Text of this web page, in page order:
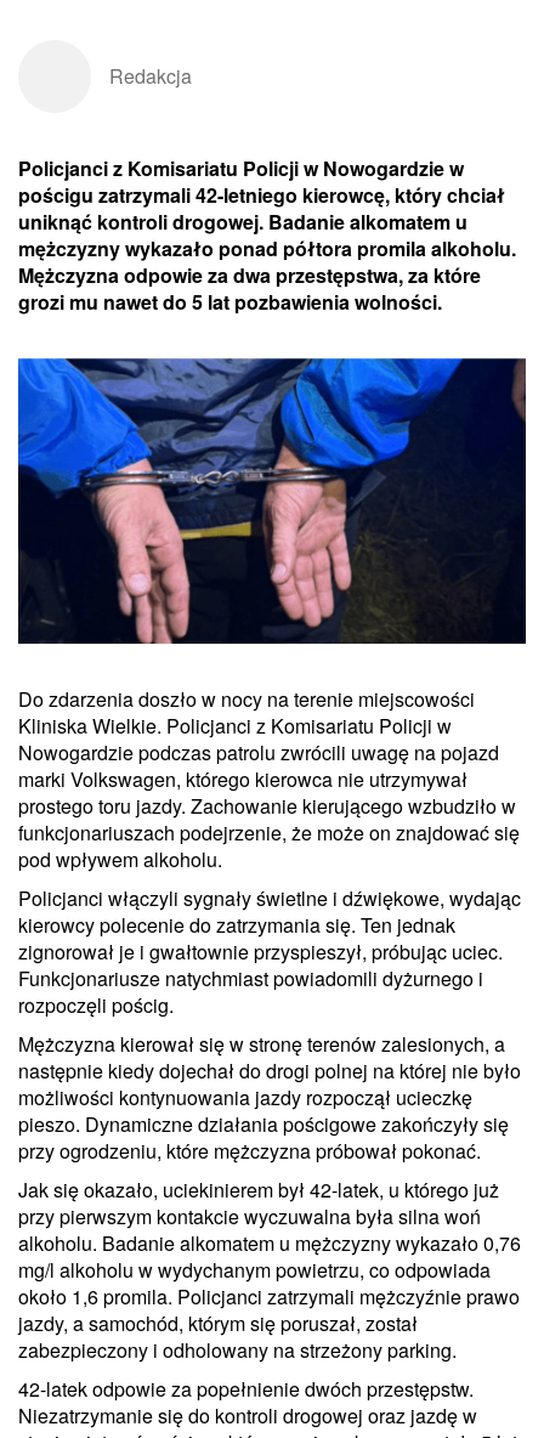
Redakcja
Policjanci z Komisariatu Policji w Nowogardzie w
pościgu zatrzymali 42-letniego kierowcę, który chciał
uniknąć kontroli drogowej. Badanie alkomatem u
mężczyzny wykazało ponad półtora promila alkoholu.
Mężczyzna odpowie za dwa przestępstwa, za które
grozi mu nawet do 5 lat pozbawienia wolności.
Do zdarzenia doszło w nocy na terenie miejscowości
Kliniska Wielkie. Policjanci z Komisariatu Policji w
Nowogardzie podczas patrolu zwrócili uwagę na pojazd
marki Volkswagen, którego kierowca nie utrzymywał
prostego toru jazdy. Zachowanie kierującego wzbudziło w
funkcjonariuszach podejrzenie, że może on znajdować się
pod wpływem alkoholu.
Policjanci włączyli sygnały świetlne i dźwiękowe, wydając
kierowcy polecenie do zatrzymania się. Ten jednak
zignorował je i gwałtownie przyspieszył, próbując uciec.
Funkcjonariusze natychmiast powiadomili dyżurnego i
rozpoczęli pościg.
Mężczyzna kierował się w stronę terenów zalesionych, a
następnie kiedy dojechał do drogi polnej na której nie było
możliwości kontynuowania jazdy rozpoczął ucieczkę
pieszo. Dynamiczne działania pościgowe zakończyły się
przy ogrodzeniu, które mężczyzna próbował pokonać.
Jak się okazało, uciekinierem był 42-latek, u którego już
przy pierwszym kontakcie wyczuwalna była silna woń
alkoholu. Badanie alkomatem u mężczyzny wykazało 0,76
mg/l alkoholu w wydychanym powietrzu, co odpowiada
około 1,6 promila. Policjanci zatrzymali mężczyźnie prawo
jazdy, a samochód, którym się poruszał, został
zabezpieczony i odholowany na strzeżony parking.
42-latek odpowie za popełnienie dwóch przestępstw.
Niezatrzymanie się do kontroli drogowej oraz jazdę w